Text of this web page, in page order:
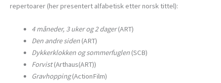
repertoarer (her presentert alfabetisk etter norsk tittel):
4 måneder, 3 uker og 2 dager(ART)
Den andre siden(ART)
Dykkerklokken og sommerfuglen(SCB)
Forvist(Arthaus(ART))
Gravhopping(ActionFilm)